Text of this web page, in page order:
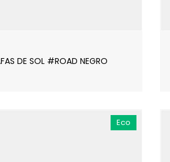
DE SOL #ROAD NEGRO
Eco